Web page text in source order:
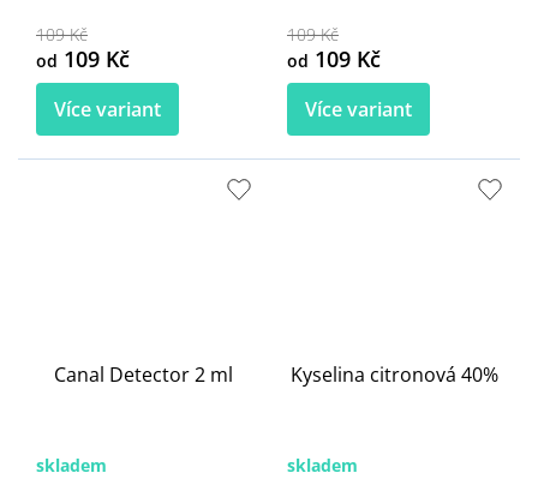
109 Kč
od 109 Kč
Více variant
109 Kč
od 109 Kč
Více variant
Canal Detector 2 ml
skladem
Kyselina citronová 40%
skladem